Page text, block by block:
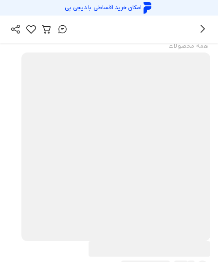
امکان خرید اقساطی بادیجی پی
همه محصولات